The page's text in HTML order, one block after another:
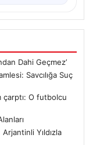
Dahi Geçmez’
Savcılığa Suç
çarptı: O futbolcu
Yıldızla